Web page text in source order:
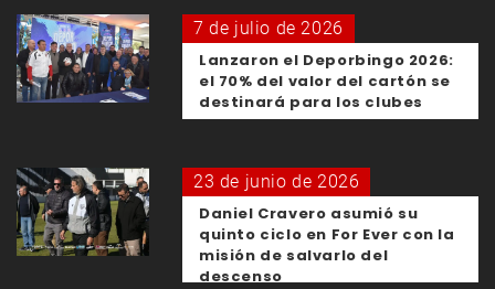
7 de julio de 2026
Lanzaron el Deporbingo 2026:
el 70% del valor del cartón se
destinará para los clubes
23 de junio de 2026
Daniel Cravero asumió su
quinto ciclo en For Ever con la
misión de salvarlo del
descenso